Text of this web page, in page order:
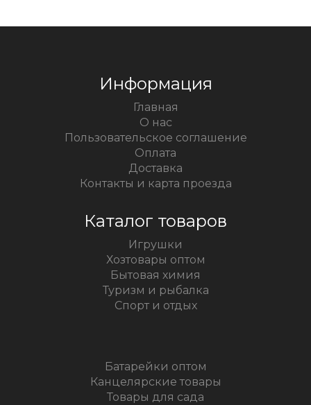
Информация
Главная
О нас
Пользовательское соглашение
Оплата
Доставка
Контакты и карта проезда
Каталог товаров
Игрушки
Хозтовары оптом
Бытовая химия
Туризм и рыбалка
Спорт и отдых
Батарейки оптом
Канцелярские товары
Товары для сада